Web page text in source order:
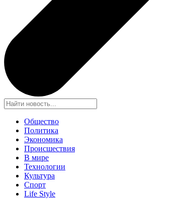
Общество
Политика
Экономика
Происшествия
В мире
Технологии
Культура
Спорт
Life Style